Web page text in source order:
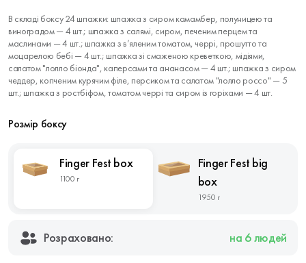
В складі боксу 24 шпажки: шпажка з сиром камамбер, полуницею та
виноградом — 4 шт.; шпажка з салямі, сиром, печеним перцем та
маслинами — 4 шт.; шпажка з в’яленим томатом, черрі, прошутто та
моцарелою бебі — 4 шт.; шпажка зі смаженою креветкою, мідіями,
салатом "лолло біонда", каперсами та ананасом — 4 шт.; шпажка з сиром
чеддер, копченим курячим філе, персиком та салатом "лолло россо" — 5
шт.; шпажка з ростбіфом, томатом черрі та сиром із горіхами — 4 шт.
Розмір боксу
Finger Fest box
1100 г
Finger Fest big
box
1950 г
Розраховано: на 6 людей